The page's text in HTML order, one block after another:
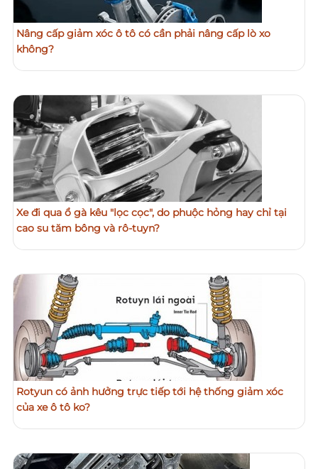
Nâng cấp giảm xóc ô tô có cần phải nâng cấp lò xo
không?
Xe đi qua ổ gà kêu "lọc cọc", do phuộc hỏng hay chỉ tại
cao su tăm bông và rô-tuyn?
Rotyun có ảnh hưởng trực tiếp tới hệ thống giảm xóc
của xe ô tô ko?